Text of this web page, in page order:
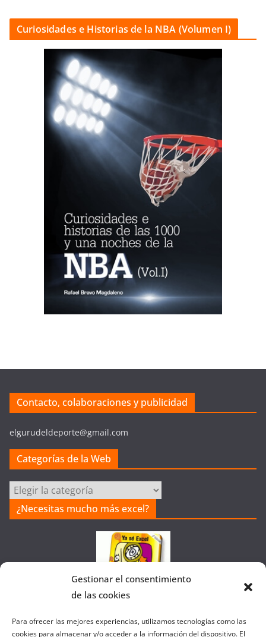
Gestionar el consentimiento
de las cookies
Para ofrecer las mejores experiencias, utilizamos tecnologías como las
cookies para almacenar y/o acceder a la información del dispositivo. El
Curiosidades e Historias de la NBA (Volumen I)
Contacto, colaboraciones y publicidad
elgurudeldeporte@gmail.com
Categorías de la Web
Categorías
de
la
¿Necesitas mucho más excel?
Colaborando con FANATIC